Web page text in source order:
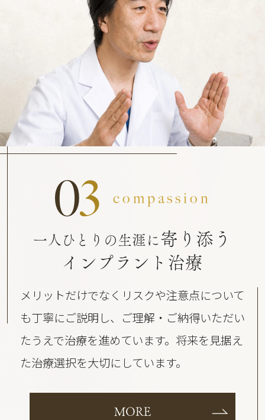
03 compassion
一人ひとりの生涯に 寄り添う
インプラント治療
メリットだけでなくリスクや注意点について
も丁寧にご説明し、ご理解・ご納得いただい
たうえで治療を進めています。将来を見据え
た治療選択を大切にしています。
MORE